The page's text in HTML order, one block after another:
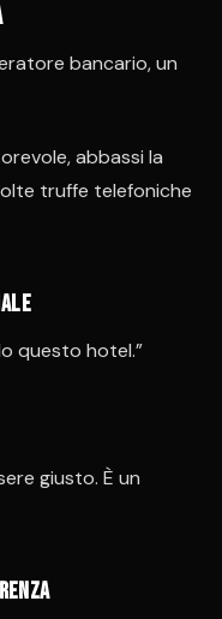
bancario, un
abbassi la
truffe telefoniche
questo hotel.”
giusto. È un